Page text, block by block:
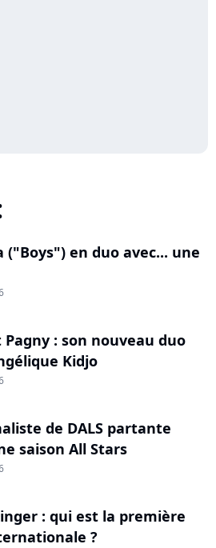
("Boys") en duo avec... une
Pagny : son nouveau duo
Kidjo
de DALS partante
saison All Stars
: qui est la première
?